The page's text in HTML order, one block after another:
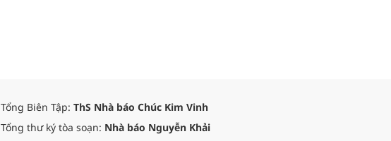
Tổng Biên Tập: ThS Nhà báo Chúc Kim Vinh
Tổng thư ký tòa soạn: Nhà báo Nguyễn Khải